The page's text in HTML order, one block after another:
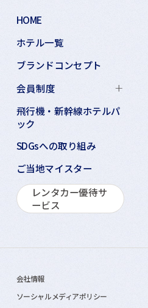
HOME
ホテル一覧
ブランドコンセプト
会員制度
飛行機・新幹線ホテルパ
ック
SDGsへの取り組み
ご当地マイスター
レンタカー優待サ
ービス
会社情報
ソーシャルメディアポリシー